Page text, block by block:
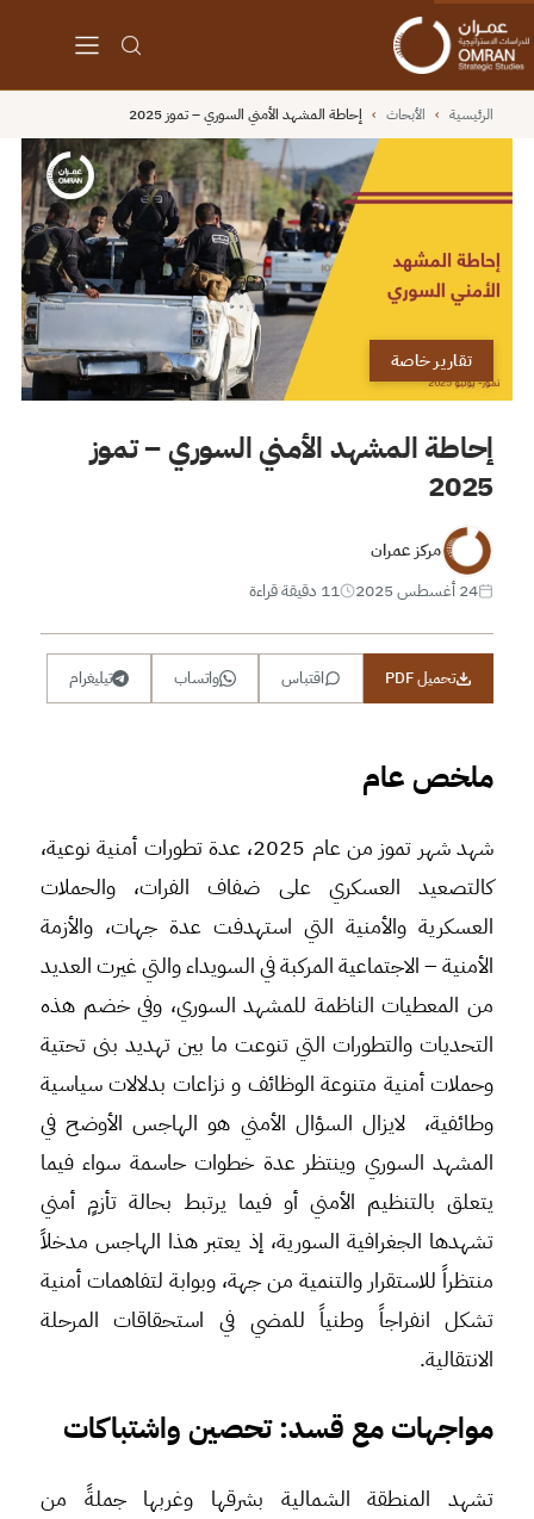
الرئيسية › الأبحاث › إحاطة المشهد الأمني السوري – تموز 2025
تقارير خاصة
إحاطة المشهد الأمني السوري – تموز
2025
مركز عمران
24 أغسطس 2025
11 دقيقة قراءة
تحميل PDF اقتباس واتساب تيليغرام
ملخص عام
شهد شهر تموز من عام 2025، عدة تطورات أمنية نوعية،
كالتصعيد العسكري على ضفاف الفرات، والحملات
العسكرية والأمنية التي استهدفت عدة جهات، والأزمة
الأمنية – الاجتماعية المركبة في السويداء والتي غيرت العديد
من المعطيات الناظمة للمشهد السوري، وفي خضم هذه
التحديات والتطورات التي تنوعت ما بين تهديد بنى تحتية
وحملات أمنية متنوعة الوظائف و نزاعات بدلالات سياسية
وطائفية، لايزال السؤال الأمني هو الهاجس الأوضح في
المشهد السوري وينتظر عدة خطوات حاسمة سواء فيما
يتعلق بالتنظيم الأمني أو فيما يرتبط بحالة تأزمٍ أمني
تشهدها الجغرافية السورية، إذ يعتبر هذا الهاجس مدخلاً
منتظراً للاستقرار والتنمية من جهة، وبوابة لتفاهمات أمنية
تشكل انفراجاً وطنياً للمضي في استحقاقات المرحلة
الانتقالية.
مواجهات مع قسد: تحصين واشتباكات
تشهد المنطقة الشمالية بشرقها وغربها جملةً من